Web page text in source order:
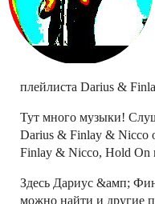
плейлиста Darius &
Тут много музыки!
Darius & Finlay & Nicco
Finlay & Nicco, Hold On
Здесь Дариус &амп;
можно найти и другие